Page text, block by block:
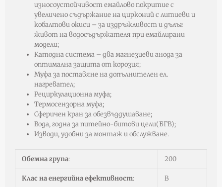
износоустойчивост емайлово покритие с
увеличено съдържание на цирконий с литиеви и
кобалтови окиси – за издръжливост и дълъг
живот на водосъдържателя при емайлирани
модели;
Катодна система – два магнезиеви анода за
оптимална защита от корозия;
Муфа за поставяне на допълнителен ел.
нагревател;
Рециркулационна муфа;
Термосензорна муфа;
Сферичен кран за обезвъздушаване;
Вода, годна за питейно-битови цели(БГВ);
Изводи, удобни за монтаж и обслужване.
Обемна група: 200
Клас на енергийна ефективност: B